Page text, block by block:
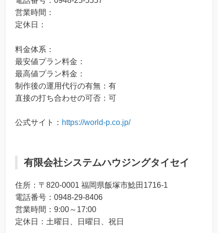
営業時間：
定休日：
料金体系：
最安値プラン料金：
最高値プラン料金：
制作後の運用代行の有無：有
直接の打ち合わせの可否：可
公式サイト： https://world-p.co.jp/
有限会社システムハウジングタイセイ
住所：〒820-0001 福岡県飯塚市鯰田1716-1
電話番号：0948-29-8406
営業時間：9:00～17:00
定休日：土曜日、日曜日、祝日